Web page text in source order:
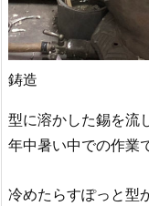
鋳造
型に溶かした錫を流
年中暑い中での作業
冷めたらすぽっと型